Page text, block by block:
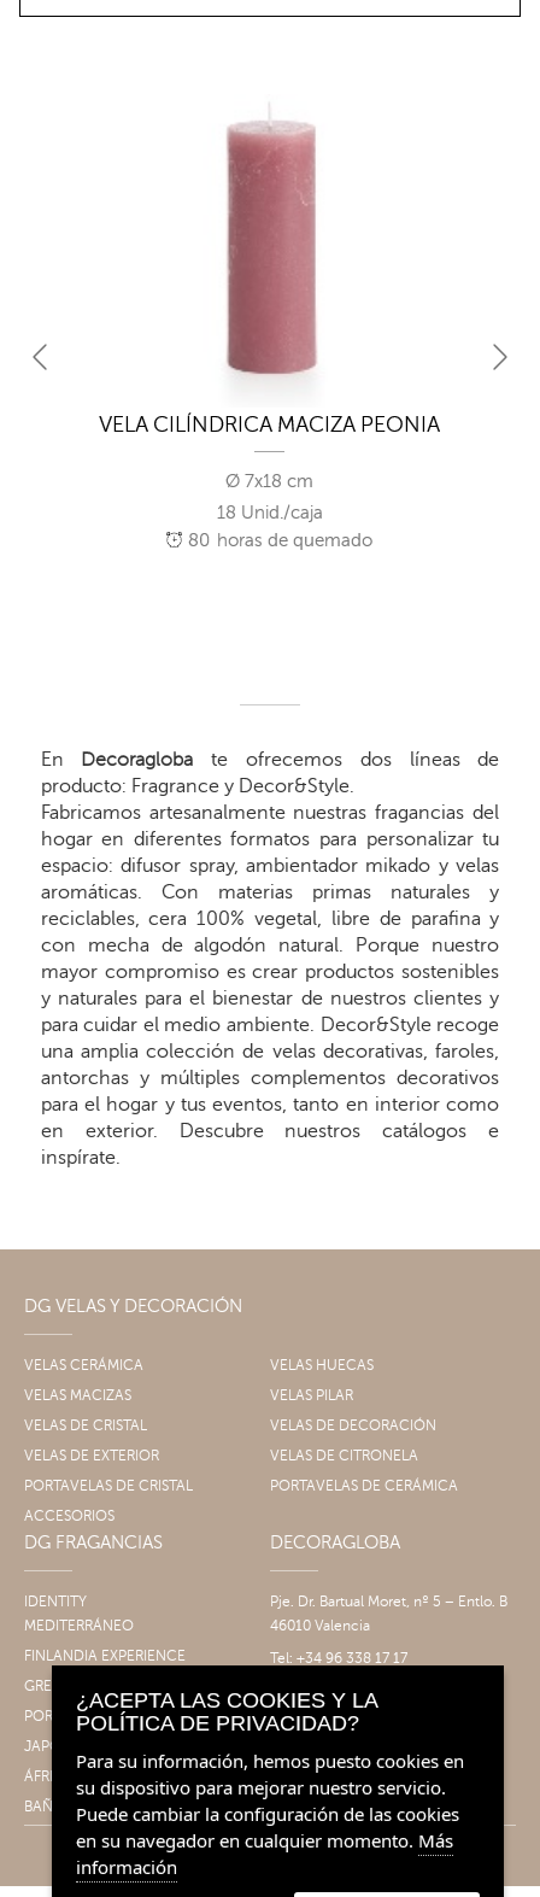
VELA CILÍNDRICA MACIZA PEONIA
Ø 7x18 cm
18 Unid./caja
80 horas de quemado
En Decoragloba te ofrecemos dos líneas de
producto: Fragrance y Decor&Style.
Fabricamos artesanalmente nuestras fragancias del
hogar en diferentes formatos para personalizar tu
espacio: difusor spray, ambientador mikado y velas
aromáticas. Con materias primas naturales y
reciclables, cera 100% vegetal, libre de parafina y
con mecha de algodón natural. Porque nuestro
mayor compromiso es crear productos sostenibles
y naturales para el bienestar de nuestros clientes y
para cuidar el medio ambiente. Decor&Style recoge
una amplia colección de velas decorativas, faroles,
antorchas y múltiples complementos decorativos
para el hogar y tus eventos, tanto en interior como
en exterior. Descubre nuestros catálogos e
inspírate.
DG VELAS Y DECORACIÓN
VELAS CERÁMICA
VELAS HUECAS
VELAS MACIZAS
VELAS PILAR
VELAS DE CRISTAL
VELAS DE DECORACIÓN
VELAS DE EXTERIOR
VELAS DE CITRONELA
PORTAVELAS DE CRISTAL
PORTAVELAS DE CERÁMICA
ACCESORIOS
DG FRAGANCIAS
IDENTITY
MEDITERRÁNEO
FINLANDIA EXPERIENCE
GRECIA EXPERIENCE
PORTUGAL EXPERIENCE
JAPÓN EXPERIENCE
ÁFRICA EXPERIENCE
BAÑO&CUERPO
DECORAGLOBA
Pje. Dr. Bartual Moret, nº 5 – Entlo. B
46010 Valencia
Tel: +34 96 338 17 17
info@decoragloba.com
¿ACEPTA LAS COOKIES Y LA
POLÍTICA DE PRIVACIDAD?
Para su información, hemos puesto cookies en
su dispositivo para mejorar nuestro servicio.
Puede cambiar la configuración de las cookies
en su navegador en cualquier momento. Más
información